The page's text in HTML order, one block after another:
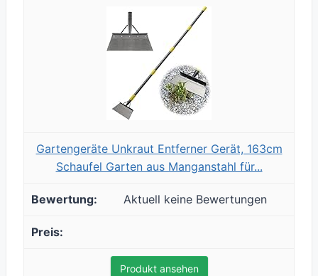
Gartengeräte Unkraut Entferner Gerät, 163cm
Schaufel Garten aus Manganstahl für...
Aktuell keine Bewertungen
Produkt ansehen